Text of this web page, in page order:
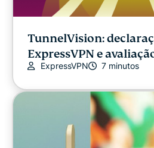
TunnelVision:
ExpressVPN e
ExpressVPN 7 minutos